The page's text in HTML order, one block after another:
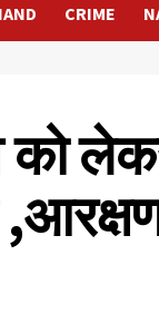
CRIME
को